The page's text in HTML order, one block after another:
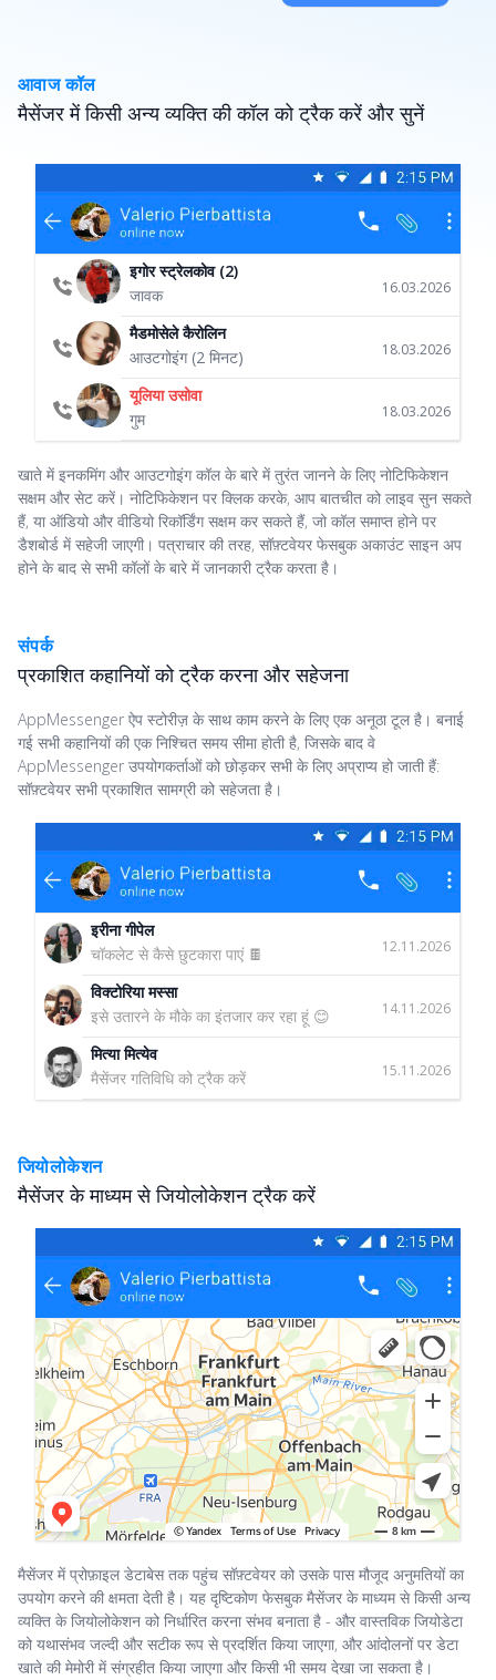
आवाज कॉल
मैसेंजर में किसी अन्य व्यक्ति की कॉल को ट्रैक करें और सुनें
इगोर स्ट्रेलकोव (2)
16.03.2026
जावक
मैडमोसेले कैरोलिन
18.03.2026
आउटगोइंग (2 मिनट)
यूलिया उसोवा
18.03.2026
गुम
खाते में इनकमिंग और आउटगोइंग कॉल के बारे में तुरंत जानने के लिए नोटिफिकेशन
सक्षम और सेट करें। नोटिफिकेशन पर क्लिक करके, आप बातचीत को लाइव सुन सकते
हैं, या ऑडियो और वीडियो रिकॉर्डिंग सक्षम कर सकते हैं, जो कॉल समाप्त होने पर
डैशबोर्ड में सहेजी जाएगी। पत्राचार की तरह, सॉफ़्टवेयर फेसबुक अकाउंट साइन अप
होने के बाद से सभी कॉलों के बारे में जानकारी ट्रैक करता है।
संपर्क
प्रकाशित कहानियों को ट्रैक करना और सहेजना
AppMessenger ऐप स्टोरीज़ के साथ काम करने के लिए एक अनूठा टूल है। बनाई
गई सभी कहानियों की एक निश्चित समय सीमा होती है, जिसके बाद वे
AppMessenger उपयोगकर्ताओं को छोड़कर सभी के लिए अप्राप्य हो जाती हैं:
सॉफ़्टवेयर सभी प्रकाशित सामग्री को सहेजता है।
इरीना गीपेल
12.11.2026
चॉकलेट से कैसे छुटकारा पाएं 🍫
विक्टोरिया मस्सा
14.11.2026
इसे उतारने के मौके का इंतजार कर रहा हूं 😊
मित्या मित्येव
15.11.2026
मैसेंजर गतिविधि को ट्रैक करें
जियोलोकेशन
मैसेंजर के माध्यम से जियोलोकेशन ट्रैक करें
मैसेंजर में प्रोफ़ाइल डेटाबेस तक पहुंच सॉफ़्टवेयर को उसके पास मौजूद अनुमतियों का
उपयोग करने की क्षमता देती है। यह दृष्टिकोण फेसबुक मैसेंजर के माध्यम से किसी अन्य
व्यक्ति के जियोलोकेशन को निर्धारित करना संभव बनाता है - और वास्तविक जियोडेटा
को यथासंभव जल्दी और सटीक रूप से प्रदर्शित किया जाएगा, और आंदोलनों पर डेटा
खाते की मेमोरी में संग्रहीत किया जाएगा और किसी भी समय देखा जा सकता है।